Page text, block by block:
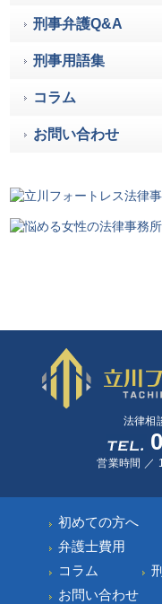
刑事弁護Q&A
刑事用語集
コラム
お問い合わせ
法律相
営業時間 ／
初めての方へ
弁護士費用
コラム
お問い合わせ